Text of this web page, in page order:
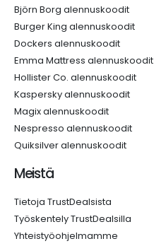
Björn Borg alennuskoodit
Burger King alennuskoodit
Dockers alennuskoodit
Emma Mattress alennuskoodit
Hollister Co. alennuskoodit
Kaspersky alennuskoodit
Magix alennuskoodit
Nespresso alennuskoodit
Quiksilver alennuskoodit
Meistä
Tietoja TrustDealsista
Työskentely TrustDealsilla
Yhteistyöohjelmamme